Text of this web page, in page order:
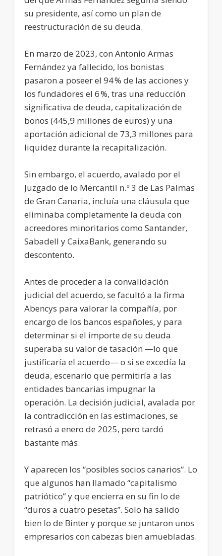
su presidente, así como un plan de
reestructuración de su deuda.
En marzo de 2023, con Antonio Armas
Fernández ya fallecido, los bonistas
pasaron a poseer el 94 % de las acciones y
los fundadores el 6 %, tras una reducción
significativa de deuda, capitalización de
bonos (445,9 millones de euros) y una
aportación adicional de 73,3 millones para
liquidez durante la recapitalización.
Sin embargo, el acuerdo, avalado por el
Juzgado de lo Mercantil n.º 3 de Las Palmas
de Gran Canaria, incluía una cláusula que
eliminaba completamente la deuda con
acreedores minoritarios como Santander,
Sabadell y CaixaBank, generando su
descontento.
Antes de proceder a la convalidación
judicial del acuerdo, se facultó a la firma
Abencys para valorar la compañía, por
encargo de los bancos españoles, y para
determinar si el importe de su deuda
superaba su valor de tasación —lo que
justificaría el acuerdo— o si se excedía la
deuda, escenario que permitiría a las
entidades bancarias impugnar la
operación. La decisión judicial, avalada por
la contradicción en las estimaciones, se
retrasó a enero de 2025, pero tardó
bastante más.
Y aparecen los “posibles socios canarios”. Lo
que algunos han llamado “capitalismo
patriótico” y que encierra en su fin lo de
“duros a cuatro pesetas”. Solo ha salido
bien lo de Binter y porque se juntaron unos
empresarios con cabezas bien amuebladas.